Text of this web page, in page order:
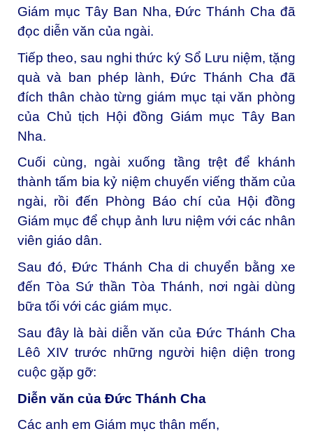
Giám mục Tây Ban Nha, Đức Thánh Cha đã
đọc diễn văn của ngài.
Tiếp theo, sau nghi thức ký Sổ Lưu niệm, tặng
quà và ban phép lành, Đức Thánh Cha đã
đích thân chào từng giám mục tại văn phòng
của Chủ tịch Hội đồng Giám mục Tây Ban
Nha.
Cuối cùng, ngài xuống tầng trệt để khánh
thành tấm bia kỷ niệm chuyến viếng thăm của
ngài, rồi đến Phòng Báo chí của Hội đồng
Giám mục để chụp ảnh lưu niệm với các nhân
viên giáo dân.
Sau đó, Đức Thánh Cha di chuyển bằng xe
đến Tòa Sứ thần Tòa Thánh, nơi ngài dùng
bữa tối với các giám mục.
Sau đây là bài diễn văn của Đức Thánh Cha
Lêô XIV trước những người hiện diện trong
cuộc gặp gỡ:
Diễn văn của Đức Thánh Cha
Các anh em Giám mục thân mến,